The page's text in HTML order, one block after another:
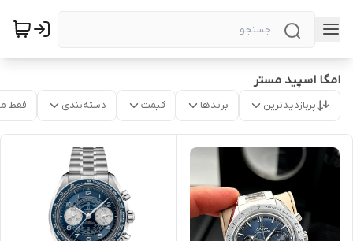
امگا اسپید مستر
پربازدیدترین برندها قیمت دسته‌بندی فقط